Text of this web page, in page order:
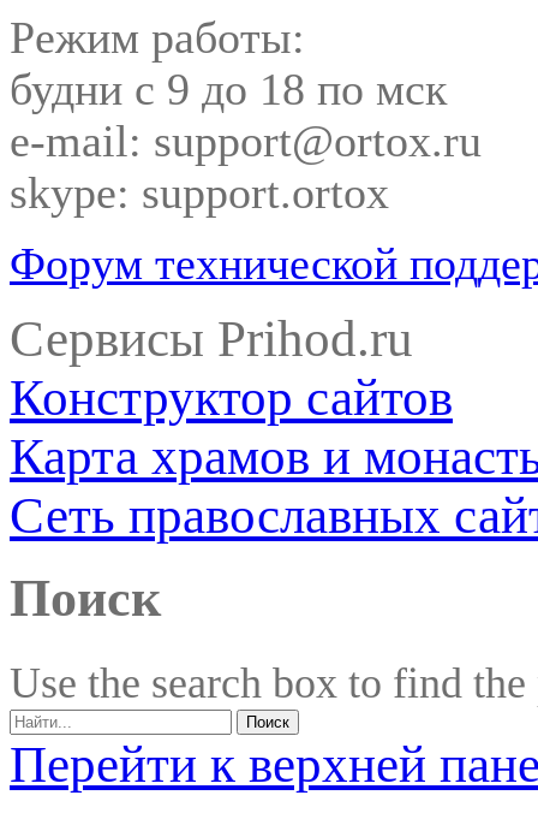
Режим работы:
будни с 9 до 18 по мск
e-mail: support@ortox.ru
skype: support.ortox
Форум технической
Сервисы Prihod.ru
Конструктор сайтов
Карта храмов и
Сеть православных
Поиск
Use the search box to find
Перейти к верхней